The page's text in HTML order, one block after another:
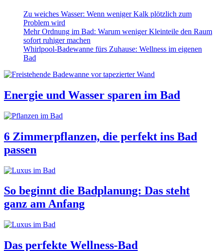
Zu weiches Wasser: Wenn weniger Kalk plötzlich zum
Problem wird
Mehr Ordnung im Bad: Warum weniger Kleinteile den Raum
sofort ruhiger machen
Whirlpool-Badewanne fürs Zuhause: Wellness im eigenen
Bad
Energie und Wasser sparen im Bad
6 Zimmerpflanzen, die perfekt ins Bad
passen
So beginnt die Badplanung: Das steht
ganz am Anfang
Das perfekte Wellness-Bad